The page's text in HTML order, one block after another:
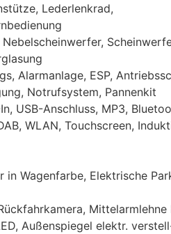
Lederlenkrad,
Alarmanlage, ESP,
Notrufsystem, Pannenkit
USB-Anschluss, MP3,
WLAN, Touchscreen,
Wagenfarbe, Elektrische
Mittelarmlehne
Außenspiegel elektr.